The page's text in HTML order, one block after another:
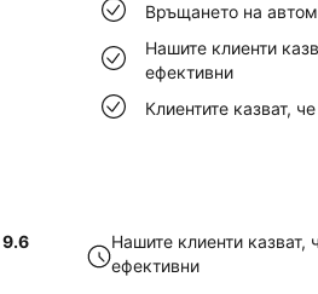
Връщането на
Нашите клиенти
ефективни
Клиентите казват,
9.6
Нашите клиенти
ефективни